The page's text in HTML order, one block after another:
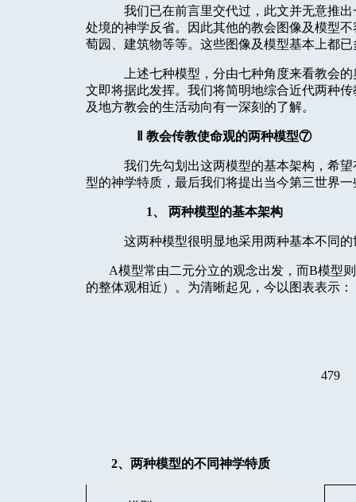
我们已在前言里交代过，此文并无意推
处境的神学反省。因此其他的教会图像及模型不
萄园、建筑物等等。这些图像及模型基本上都
上述七种模型，分由七种角度来看教会
文即将据此发挥。我们将简明地综合近代两种
及地方教会的生活动向有一深刻的了解。
教会传教使命观的两种模型⑦
我们先勾划出这两模型的基本架构，希
型的神学特质，最后我们将提出当今第三世界
1、 两种模型的基本架构
这两种模型很明显地采用两种基本不同的
A模型常由二元分立的观念出发，而B模型
的整体观相近）。为清晰起见，今以图表表示：
479
2、两种模型的不同神学特质